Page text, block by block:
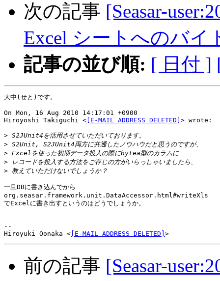
次の記事 [Seasar-
Excel シートへのバイ
記事の並び順: [ 日付 ]
大中(せと)です。
On Mon, 16 Aug 2010 14:17:01 +0900
Hiroyoshi Takiguchi < [E-MAIL ADDRESS DELETED] > wrote:
>
>
>
>
>
一旦DBに書き込んでから
org.seasar.framework.unit.DataAccessor.html#writeXls
でExcelに書き出すというのはどうでしょうか。
--
Hiroyuki Oonaka < [E-MAIL ADDRESS DELETED]
前の記事 [Seasar-